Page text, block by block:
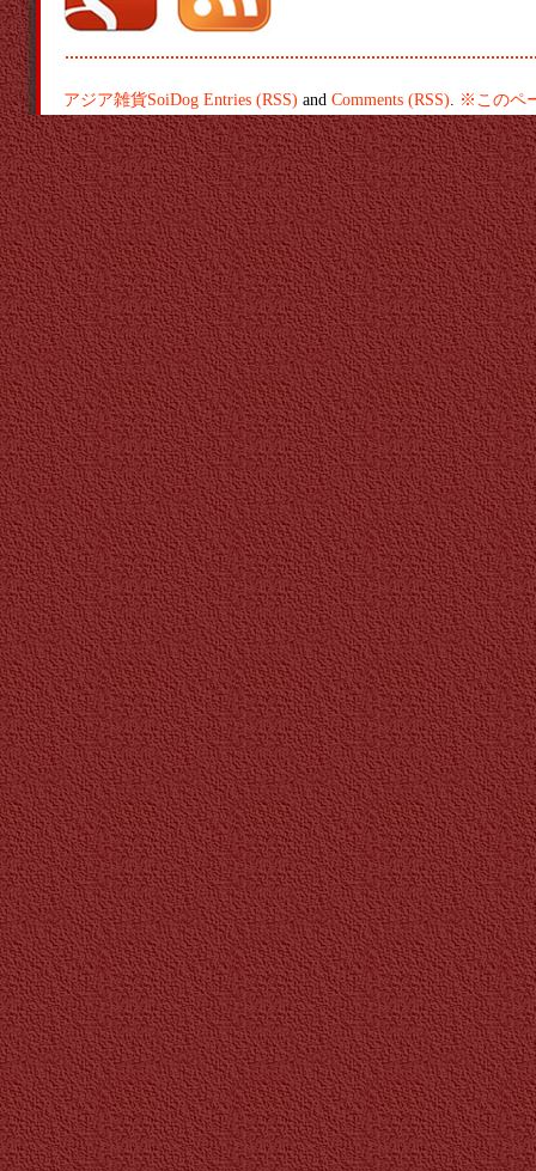
アジア雑貨SoiDog Entries (RSS) and Comments (RSS) ※このペ